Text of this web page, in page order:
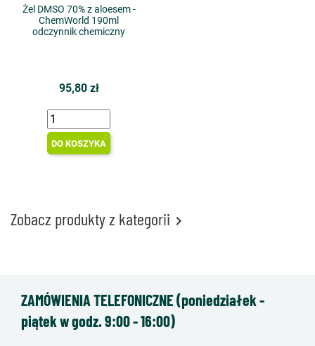
Żel DMSO 70% z aloesem -
ChemWorld 190ml
odczynnik chemiczny
95,80 zł
DO KOSZYKA
Zobacz produkty z kategorii 
ZAMÓWIENIA TELEFONICZNE (poniedziałek -
piątek w godz. 9:00 - 16:00)